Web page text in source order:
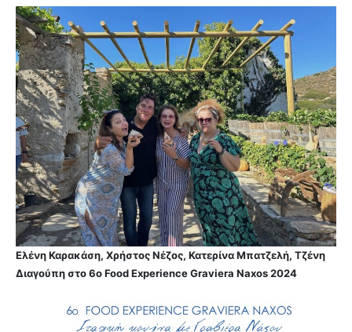
Ελένη Καρακάση, Χρήστος Νέζος, Κατερίνα Μπατζελή, Τζένη
Διαγούπη στο 6ο Food Experience Graviera Naxos 2024